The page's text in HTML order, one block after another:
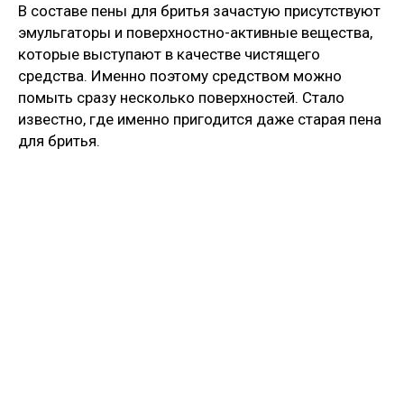
В составе пены для бритья зачастую присутствуют
эмульгаторы и поверхностно-активные вещества,
которые выступают в качестве чистящего
средства. Именно поэтому средством можно
помыть сразу несколько поверхностей. Стало
известно, где именно пригодится даже старая пена
для бритья.